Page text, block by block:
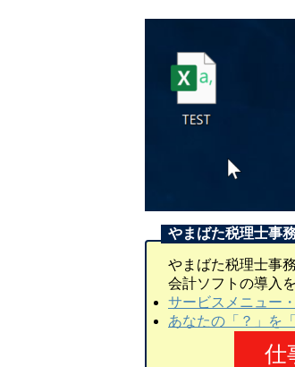
やまばた税理士事
会計ソフトの導入
サービスメニュー
あなたの「？」を
仕